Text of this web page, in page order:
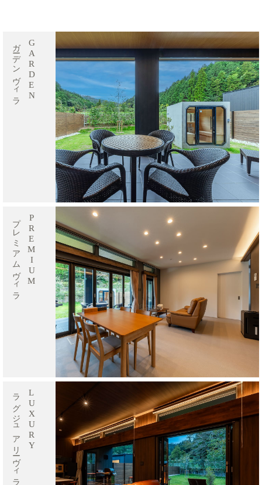
GARDEN
ガーデンヴィラ
PREMIUM
プレミアムヴィラ
LUXURY
ラグジュアリーヴィラ